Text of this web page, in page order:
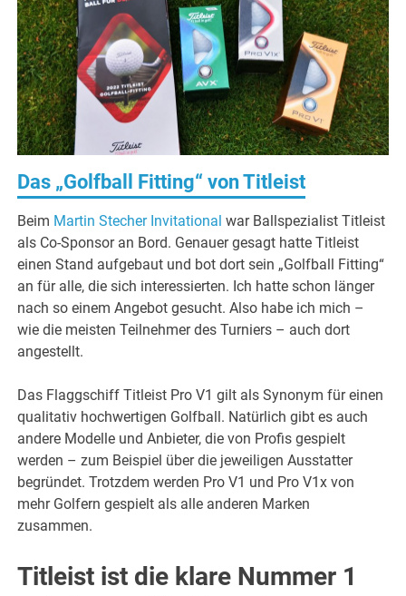
Das „Golfball Fitting“ von Titleist
Beim Martin Stecher Invitational war Ballspezialist Titleist
als Co-Sponsor an Bord. Genauer gesagt hatte Titleist
einen Stand aufgebaut und bot dort sein „Golfball Fitting“
an für alle, die sich interessierten. Ich hatte schon länger
nach so einem Angebot gesucht. Also habe ich mich –
wie die meisten Teilnehmer des Turniers – auch dort
angestellt.
Das Flaggschiff Titleist Pro V1 gilt als Synonym für einen
qualitativ hochwertigen Golfball. Natürlich gibt es auch
andere Modelle und Anbieter, die von Profis gespielt
werden – zum Beispiel über die jeweiligen Ausstatter
begründet. Trotzdem werden Pro V1 und Pro V1x von
mehr Golfern gespielt als alle anderen Marken
zusammen.
Titleist ist die klare Nummer 1